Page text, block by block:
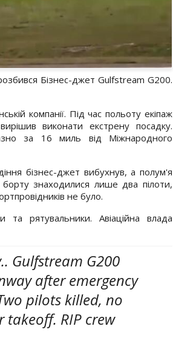
Бізнес-джет Gulfstream G200.
компанії. Під час польоту екіпаж
виконати екстрену посадку.
за 16 миль від Міжнародного
бізнес-джет вибухнув, а полум'я
знаходилися лише два пілоти,
не було.
та рятувальники. Авіаційна влада
Gulfstream G200
after emergency
pilots killed, no
takeoff. RIP crew